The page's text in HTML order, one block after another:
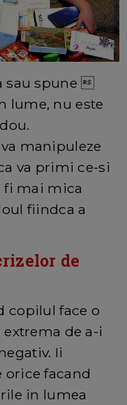
sau spune
lume, nu este
manipuleze
va primi ce-si
fi mai mica
fiindca a
de
copilul face o
de a-i
Ii
orice facand
in lumea